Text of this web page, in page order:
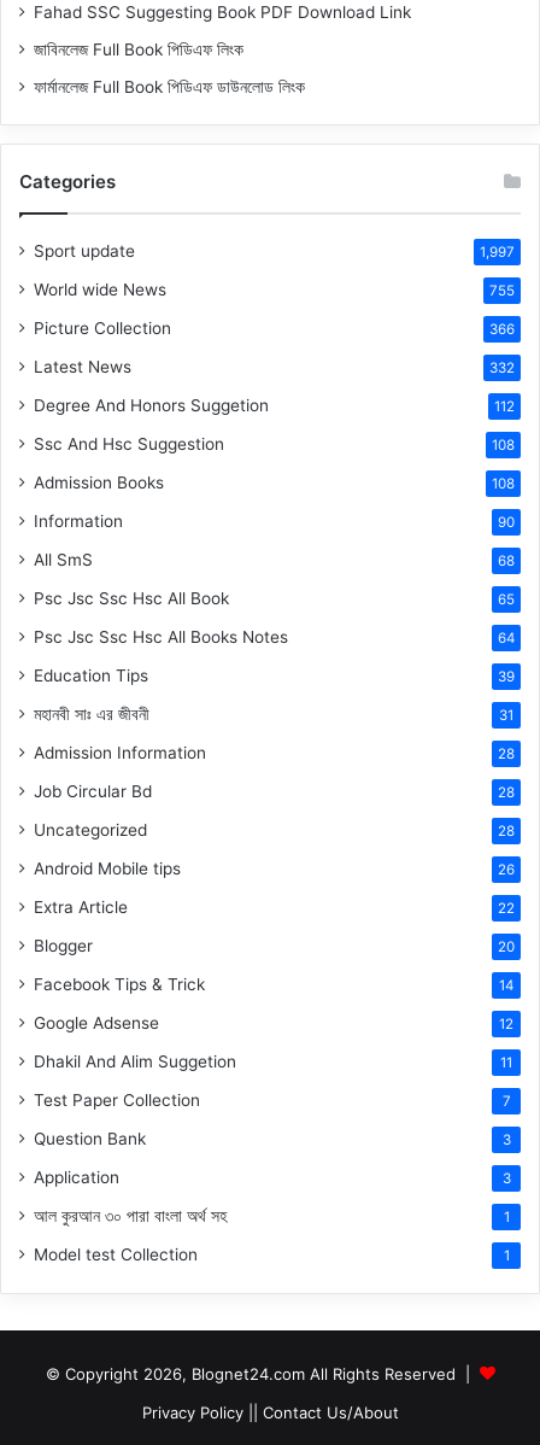
Fahad SSC Suggesting Book PDF Download Link
জাবিনলেজ Full Book পিডিএফ লিংক
ফার্মানলেজ Full Book পিডিএফ ডাউনলোড লিংক
Categories
Sport update 1,997
World wide News 755
Picture Collection 366
Latest News 332
Degree And Honors Suggetion 112
Ssc And Hsc Suggestion 108
Admission Books 108
Information 90
All SmS 68
Psc Jsc Ssc Hsc All Book 65
Psc Jsc Ssc Hsc All Books Notes 64
Education Tips 39
মহানবী সাঃ এর জীবনী 31
Admission Information 28
Job Circular Bd 28
Uncategorized 28
Android Mobile tips 26
Extra Article 22
Blogger 20
Facebook Tips & Trick 14
Google Adsense 12
Dhakil And Alim Suggetion 11
Test Paper Collection 7
Question Bank 3
Application 3
আল কুরআন ৩০ পারা বাংলা অর্থ সহ 1
Model test Collection 1
© Copyright 2026, Blognet24.com All Rights Reserved |
Privacy Policy|| Contact Us/About